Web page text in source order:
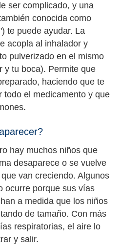
ser complicado, y una
conocida como
te puede ayudar. La
acopla al inhalador y
pulverizado en el mismo
y tu boca). Permite que
haciendo que te
todo el medicamento y que
hay muchos niños que
desaparece o se vuelve
van creciendo. Algunos
ocurre porque sus vías
a medida que los niños
de tamaño. Con más
respiratorias, el aire lo
y salir.